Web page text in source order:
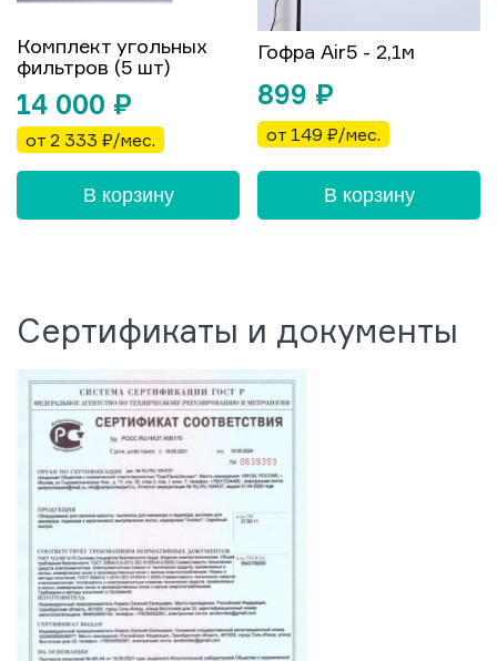
Комплект угольных
фильтров (5 шт)
14 000 ₽
от 2 333 ₽/мес.
В корзину
Гофра Air5 - 2,1м
899 ₽
от 149 ₽/мес.
В корзину
Сертификаты и документы